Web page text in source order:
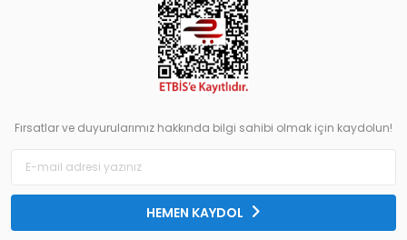
Fırsatlar ve duyurularımız hakkında bilgi sahibi olmak için kaydolun!
HEMEN KAYDOL